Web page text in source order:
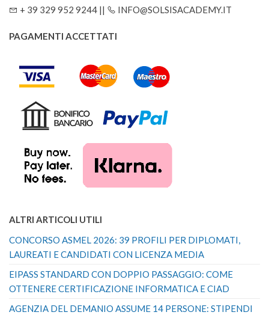
+ 39 329 952 9244 || INFO@SOLSISACADEMY.IT
PAGAMENTI ACCETTATI
ALTRI ARTICOLI UTILI
CONCORSO ASMEL 2026: 39 PROFILI PER DIPLOMATI,
LAUREATI E CANDIDATI CON LICENZA MEDIA
EIPASS STANDARD CON DOPPIO PASSAGGIO: COME
OTTENERE CERTIFICAZIONE INFORMATICA E CIAD
AGENZIA DEL DEMANIO ASSUME 14 PERSONE: STIPENDI